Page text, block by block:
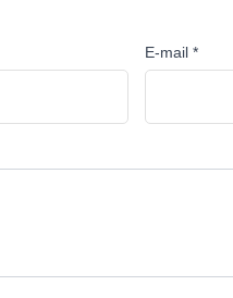
E-mail *